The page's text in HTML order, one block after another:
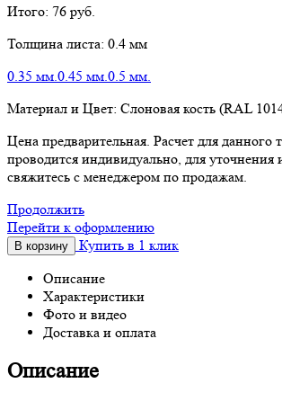
Итого: 76 руб.
Толщина листа: 0.4 мм
0.35 мм. 0.45 мм. 0.5 мм.
Материал и Цвет: Слоновая кость (RAL
Цена предварительная. Расчет для данного
проводится индивидуально, для
свяжитесь с менеджером по продажам.
Продолжить
Перейти к оформлению
В корзину
Купить в 1 клик
Описание
Характеристики
Фото и видео
Доставка и оплата
Описание